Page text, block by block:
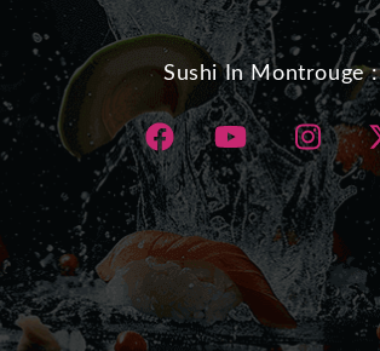
Sushi In Montrouge :